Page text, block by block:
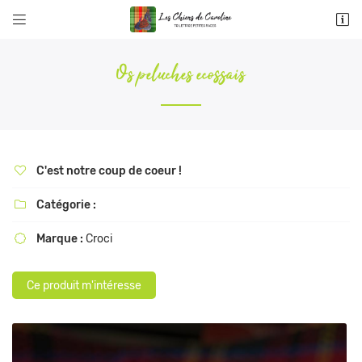
 
9 rue d’Anes de Montardat
Adresse email de réception
Recopier le code ci-contre
 Rafraîchir le captcha
Os peluches ecossais
 C'est notre coup de coeur !
 Catégorie :
 Marque : Croci
Ce produit m'intéresse